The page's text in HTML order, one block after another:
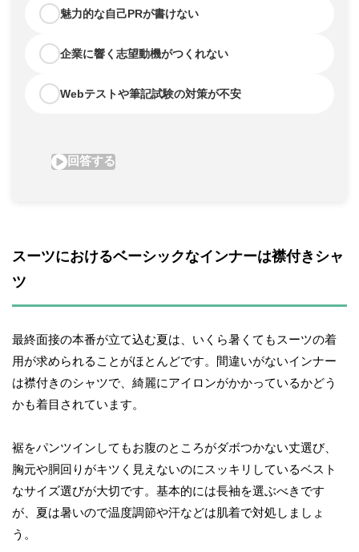
スーツにおけるベーシックなインナーは襟付きシャ
ツ
最終面接の本番が立て込む夏は、いくら暑くてもスーツの着
用が求められることがほとんどです。間違いがないインナー
は襟付きのシャツで、綺麗にアイロンがかかっているかどう
かも着目されています。
裾をパンツインしてもお腹のところがダボつかない丈選び、
胸元や胴回りがキツく見えないのにスッキリしているベスト
なサイズ選びが大切です。基本的には長袖を選ぶべきです
が、夏は暑いので温度調節や汗などは肌着で対処しましょ
う。